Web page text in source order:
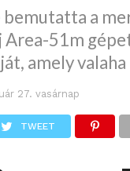
a
Area-51m
amely
27. vasárnap
TWEET